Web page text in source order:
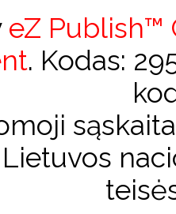
eZ Publish™
. Kodas: